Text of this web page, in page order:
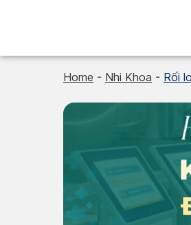
Home - Nhi Khoa - Rối